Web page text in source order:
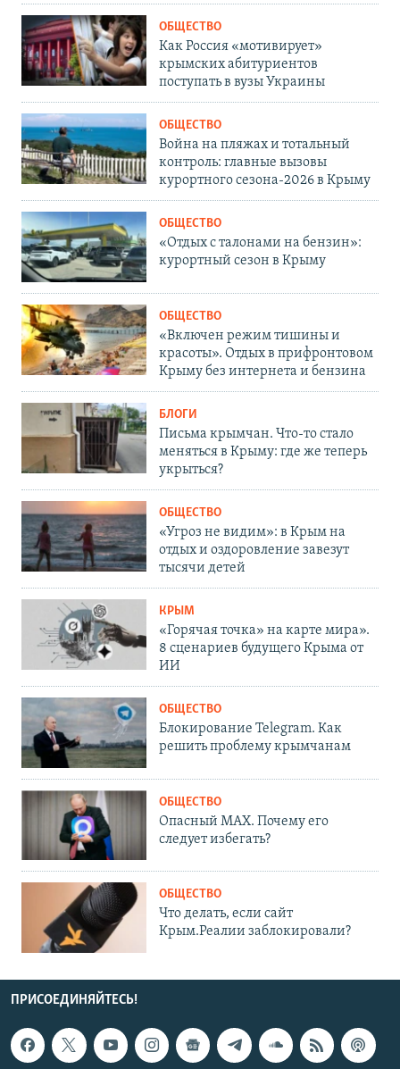
ОБЩЕСТВО
Как Россия «мотивирует»
крымских абитуриентов
поступать в вузы Украины
ОБЩЕСТВО
Война на пляжах и тотальный
контроль: главные вызовы
курортного сезона-2026 в Крыму
ОБЩЕСТВО
«Отдых с талонами на бензин»:
курортный сезон в Крыму
ОБЩЕСТВО
«Включен режим тишины и
красоты». Отдых в прифронтовом
Крыму без интернета и бензина
БЛОГИ
Письма крымчан. Что-то стало
меняться в Крыму: где же теперь
укрыться?
ОБЩЕСТВО
«Угроз не видим»: в Крым на
отдых и оздоровление завезут
тысячи детей
КРЫМ
«Горячая точка» на карте мира».
8 сценариев будущего Крыма от
ИИ
ОБЩЕСТВО
Блокирование Telegram. Как
решить проблему крымчанам
ОБЩЕСТВО
Опасный MAX. Почему его
следует избегать?
ОБЩЕСТВО
Что делать, если сайт
Крым.Реалии заблокировали?
ПРИСОЕДИНЯЙТЕСЬ!